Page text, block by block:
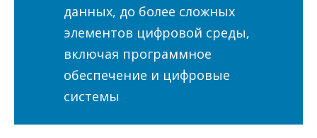
данных, до более сложных
элементов цифровой среды,
включая программное
обеспечение и цифровые
системы